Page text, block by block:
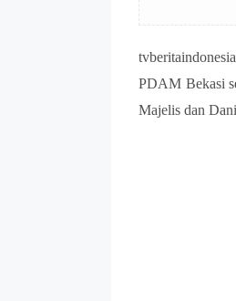
PDAM Bekasi
Majelis dan